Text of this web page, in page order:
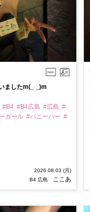
ましたm(_ _)m
#B4 #B4広島 #広島 #
ガール #バニーバー #
2026.08.03 (月)
B4 広島
ここあ